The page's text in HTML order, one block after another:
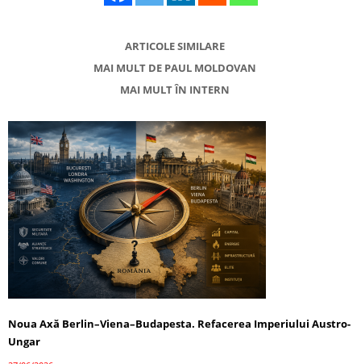
ARTICOLE SIMILARE
MAI MULT DE PAUL MOLDOVAN
MAI MULT ÎN INTERN
Noua Axă Berlin–Viena–Budapesta. Refacerea Imperiului Austro-
Ungar